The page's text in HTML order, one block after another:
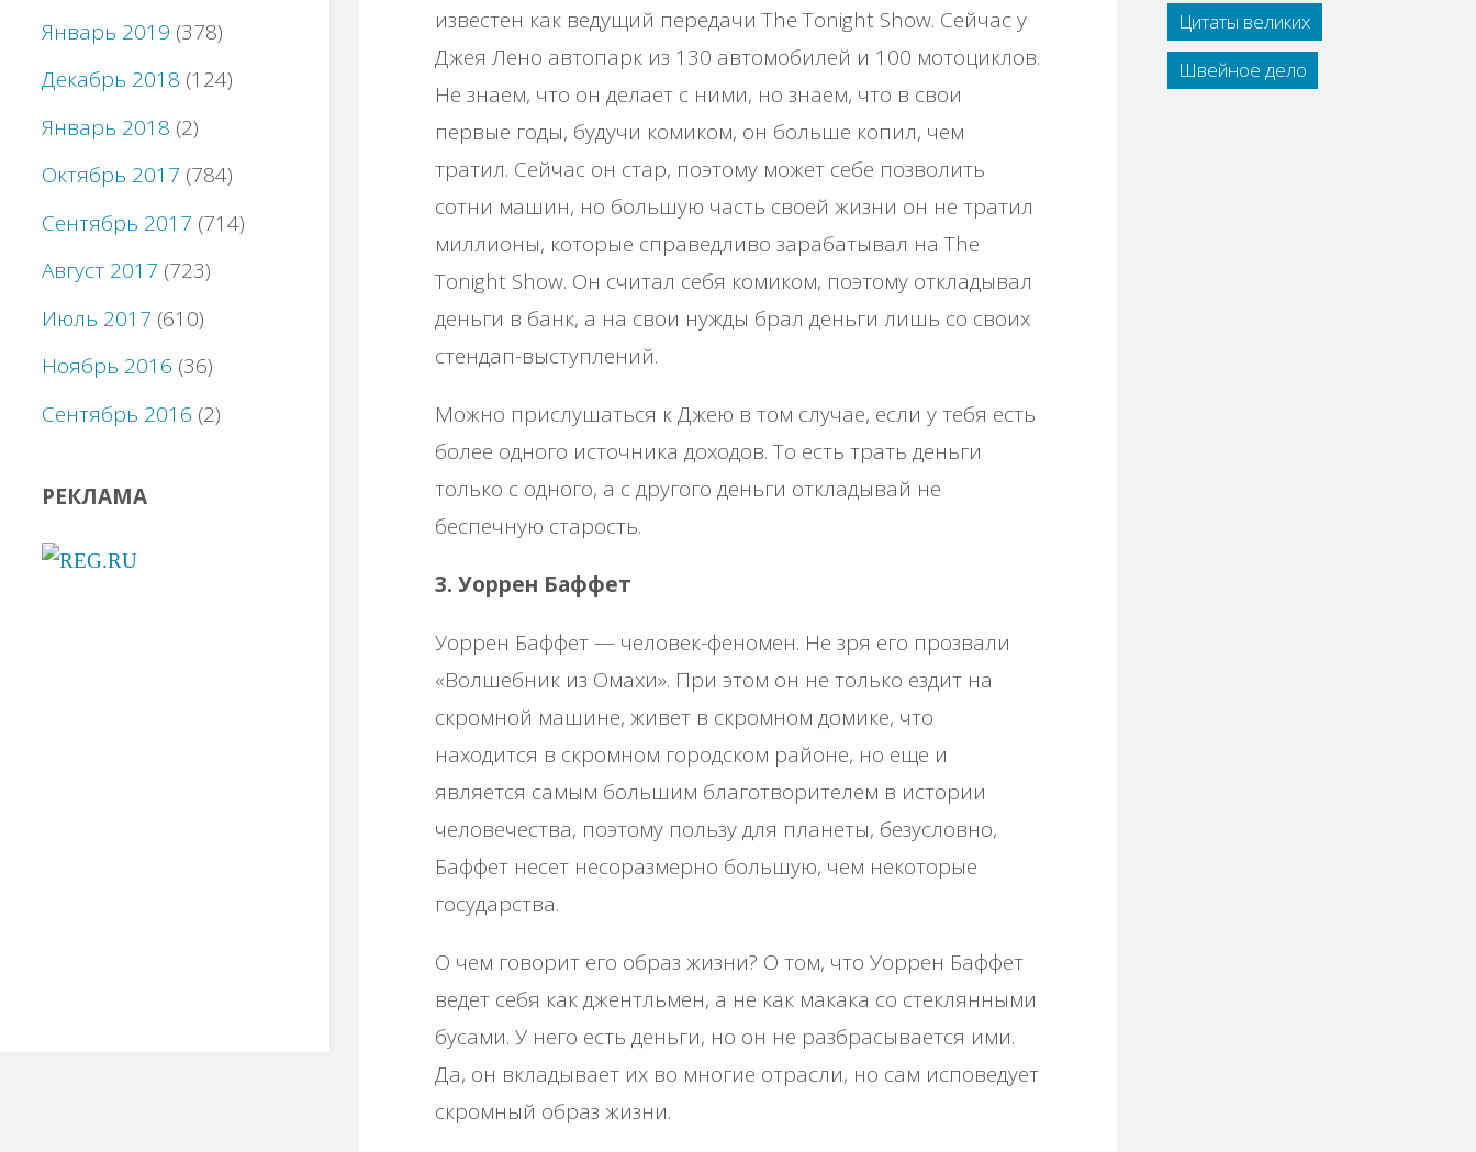
известен как ведущий передачи The Tonight Show. Сейчас у
Джея Лено автопарк из 130 автомобилей и 100 мотоциклов.
Не знаем, что он делает с ними, но знаем, что в свои
первые годы, будучи комиком, он больше копил, чем
тратил. Сейчас он стар, поэтому может себе позволить
сотни машин, но большую часть своей жизни он не тратил
миллионы, которые справедливо зарабатывал на The
Tonight Show. Он считал себя комиком, поэтому откладывал
деньги в банк, а на свои нужды брал деньги лишь со своих
стендап-выступлений.
Можно прислушаться к Джею в том случае, если у тебя есть
более одного источника доходов. То есть трать деньги
только с одного, а с другого деньги откладывай не
беспечную старость.
3. Уоррен Баффет
Уоррен Баффет — человек-феномен. Не зря его прозвали
«Волшебник из Омахи». При этом он не только ездит на
скромной машине, живет в скромном домике, что
находится в скромном городском районе, но еще и
является самым большим благотворителем в истории
человечества, поэтому пользу для планеты, безусловно,
Баффет несет несоразмерно большую, чем некоторые
государства.
О чем говорит его образ жизни? О том, что Уоррен Баффет
ведет себя как джентльмен, а не как макака со стеклянными
бусами. У него есть деньги, но он не разбрасывается ими.
Да, он вкладывает их во многие отрасли, но сам исповедует
скромный образ жизни.
Январь 2019 (378)
Декабрь 2018 (124)
Январь 2018 (2)
Октябрь 2017 (784)
Сентябрь 2017 (714)
Август 2017 (723)
Июль 2017 (610)
Ноябрь 2016 (36)
Сентябрь 2016 (2)
РЕКЛАМА
Цитаты великих
Швейное дело